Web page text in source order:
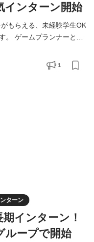
インターン開始
もらえる、未経験学生OK
とし
獲得されています。 イン
験ができて学生のうちに
1
ターン
インターン！
ループで開始